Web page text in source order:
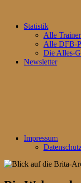
Statistik
Alle Trainer
Alle DFB-
Die Alles-
Newsletter
Impressum